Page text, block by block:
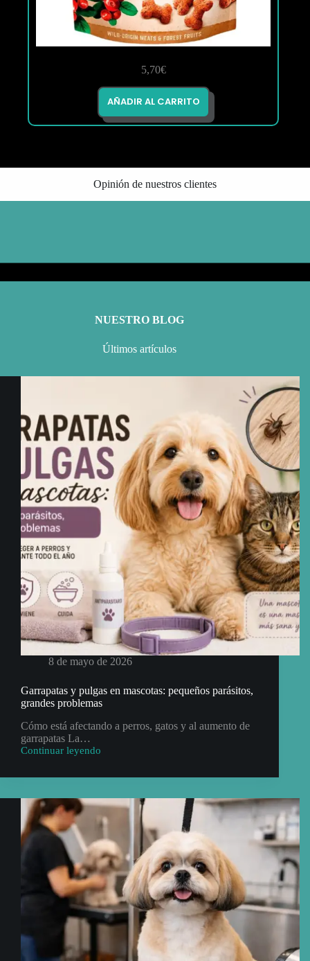
5,70€
AÑADIR AL CARRITO
Opinión de nuestros clientes
NUESTRO BLOG
Últimos artículos
8 de mayo de 2026
Garrapatas y pulgas en mascotas: pequeños parásitos,
grandes problemas
Cómo está afectando a perros, gatos y al aumento de
garrapatas La…
Continuar leyendo
Garrapatas
pulgas
mascotas:
pequeños
parásitos,
grandes
problemas